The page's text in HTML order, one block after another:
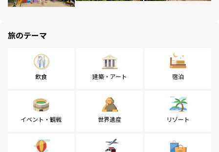
旅のテーマ
飲食 建築・アート 宿泊
イベント・観戦 世界遺産 リゾート